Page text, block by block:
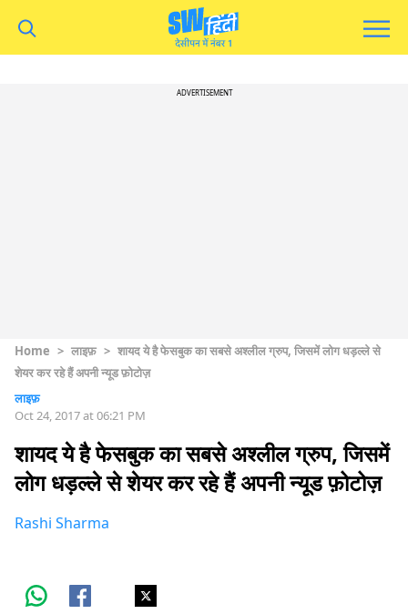
ADVERTISEMENT
Home > लाइफ़ > शायद ये है फेसबुक का सबसे अश्लील ग्रुप, जिसमें लोग धड़ल्ले से
शेयर कर रहे हैं अपनी न्यूड फ़ोटोज़
लाइफ़
Oct 24, 2017 at 06:21 PM
शायद ये है फेसबुक का सबसे अश्लील ग्रुप, जिसमें
लोग धड़ल्ले से शेयर कर रहे हैं अपनी न्यूड फ़ोटोज़
Rashi Sharma